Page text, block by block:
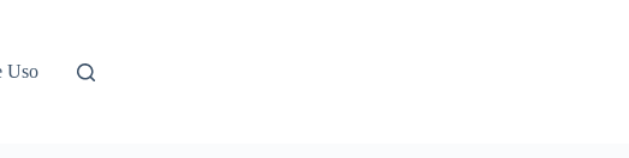
Uso